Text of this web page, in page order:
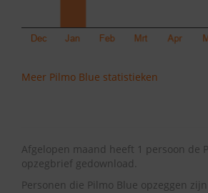
Meer Pilmo Blue statistieken
Afgelopen maand heeft 1 persoon de
opzegbrief gedownload.
Personen die Pilmo Blue opzeggen